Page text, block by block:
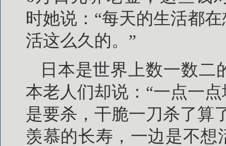
时她说：“每天的生活都
活这么久的。”
日本是世界上数一数二
本老人们却说：“一点一
是要杀，干脆一刀杀了算
羡慕的长寿，一边是不